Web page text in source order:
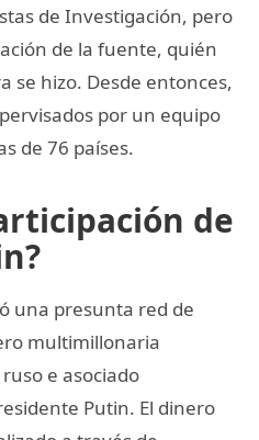
de Investigación, pero
de la fuente, quién
se hizo. Desde entonces,
por un equipo
de 76 países.
de
una presunta red de
multimillonaria
e asociado
Putin. El dinero